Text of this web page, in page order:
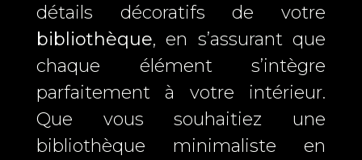
détails décoratifs de votre
bibliothèque, en s’assurant que
chaque élément s’intègre
parfaitement à votre intérieur.
Que vous souhaitiez une
bibliothèque minimaliste en